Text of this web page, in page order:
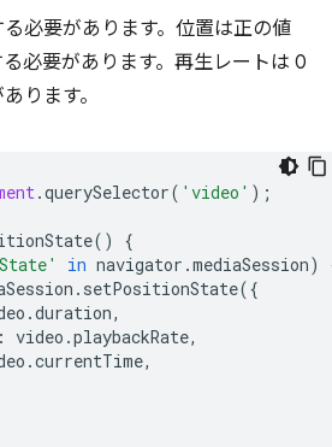
必要があります。位置は正の値
必要があります。再生レートは 0
ります。
.querySelector( 'video' );
()
{
in navigator .mediaSession)
. setPositionState({
.duration,
: video .playbackRate,
.currentTime,